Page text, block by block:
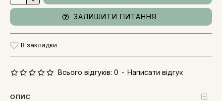
Всього відгуків: 0 - Написати відгук
ЗАЛИШИТИ ПИТАННЯ
В закладки
ОПИС